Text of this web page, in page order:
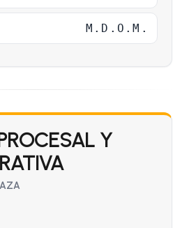
M.D.O.M.
Y